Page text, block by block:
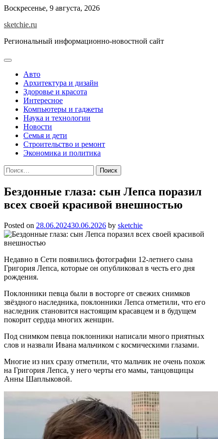
Skip
content
Воскресенье, 9 августа, 2026
sketchie.ru
Региональный информационно-новостной сайт
Авто
Архитектура и дизайн
Здоровье и красота
Интересное
Компьютеры и гаджеты
Наука и технологии
Новости
Семья и дети
Строительство и ремонт
Экономика и политика
Найти:
Бездонные глаза: сын Лепса поразил
всех своей красивой внешностью
Posted on 28.06.202430.06.2026 by sketchie
Недавно в Сети появились фотографии 12-летнего сына
Григория Лепса, которые он опубликовал в честь его дня
рождения.
Поклонники певца были в восторге от свежих снимков
звёздного наследника, поклонники Лепса отметили, что его
наследник становится настоящим красавцем и в будущем
покорит сердца многих женщин.
Под снимком певца поклонники написали много приятных
слов и назвали Ивана мальчиком с космическими глазами.
Многие из них сразу отметили, что мальчик не очень похож
на Григория Лепса, у него черты его мамы, танцовщицы
Анны Шаплыковой.